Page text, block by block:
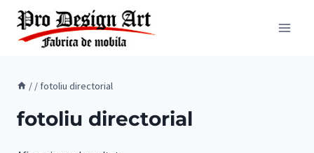
Skip
content
/ /fotoliu directorial
fotoliu directorial